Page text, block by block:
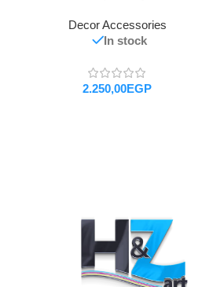
Decor Accessories
In stock
EGP